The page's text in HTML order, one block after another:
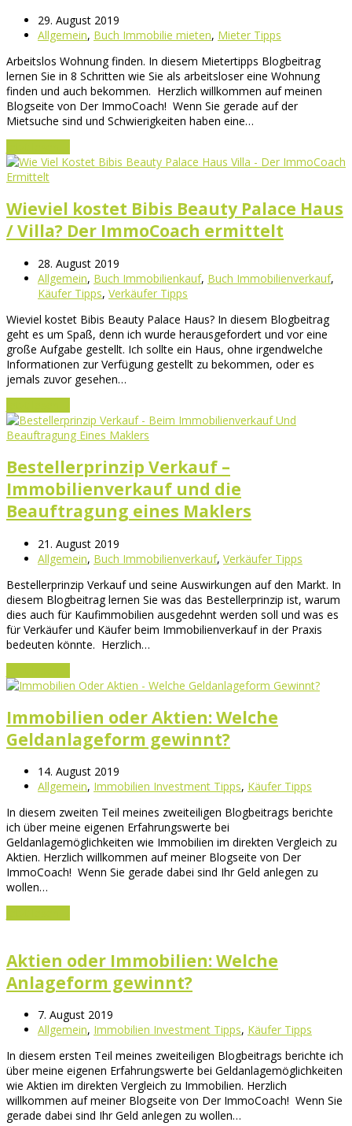
29. August 2019
Allgemein, Buch Immobilie mieten, Mieter Tipps
Arbeitslos Wohnung finden. In diesem Mietertipps Blogbeitrag
lernen Sie in 8 Schritten wie Sie als arbeitsloser eine Wohnung
finden und auch bekommen. Herzlich willkommen auf meinen
Blogseite von Der ImmoCoach! Wenn Sie gerade auf der
Mietsuche sind und Schwierigkeiten haben eine…
Wieviel kostet Bibis Beauty Palace Haus
/ Villa? Der ImmoCoach ermittelt
28. August 2019
Allgemein, Buch Immobilienkauf, Buch Immobilienverkauf,
Käufer Tipps, Verkäufer Tipps
Wieviel kostet Bibis Beauty Palace Haus? In diesem Blogbeitrag
geht es um Spaß, denn ich wurde herausgefordert und vor eine
große Aufgabe gestellt. Ich sollte ein Haus, ohne irgendwelche
Informationen zur Verfügung gestellt zu bekommen, oder es
jemals zuvor gesehen…
Bestellerprinzip Verkauf –
Immobilienverkauf und die
Beauftragung eines Maklers
21. August 2019
Allgemein, Buch Immobilienverkauf, Verkäufer Tipps
Bestellerprinzip Verkauf und seine Auswirkungen auf den Markt. In
diesem Blogbeitrag lernen Sie was das Bestellerprinzip ist, warum
dies auch für Kaufimmobilien ausgedehnt werden soll und was es
für Verkäufer und Käufer beim Immobilienverkauf in der Praxis
bedeuten könnte. Herzlich…
Immobilien oder Aktien: Welche
Geldanlageform gewinnt?
14. August 2019
Allgemein, Immobilien Investment Tipps, Käufer Tipps
In diesem zweiten Teil meines zweiteiligen Blogbeitrags berichte
ich über meine eigenen Erfahrungswerte bei
Geldanlagemöglichkeiten wie Immobilien im direkten Vergleich zu
Aktien. Herzlich willkommen auf meiner Blogseite von Der
ImmoCoach! Wenn Sie gerade dabei sind Ihr Geld anlegen zu
wollen…
Aktien oder Immobilien: Welche
Anlageform gewinnt?
7. August 2019
Allgemein, Immobilien Investment Tipps, Käufer Tipps
In diesem ersten Teil meines zweiteiligen Blogbeitrags berichte ich
über meine eigenen Erfahrungswerte bei Geldanlagemöglichkeiten
wie Aktien im direkten Vergleich zu Immobilien. Herzlich
willkommen auf meiner Blogseite von Der ImmoCoach! Wenn Sie
gerade dabei sind Ihr Geld anlegen zu wollen…